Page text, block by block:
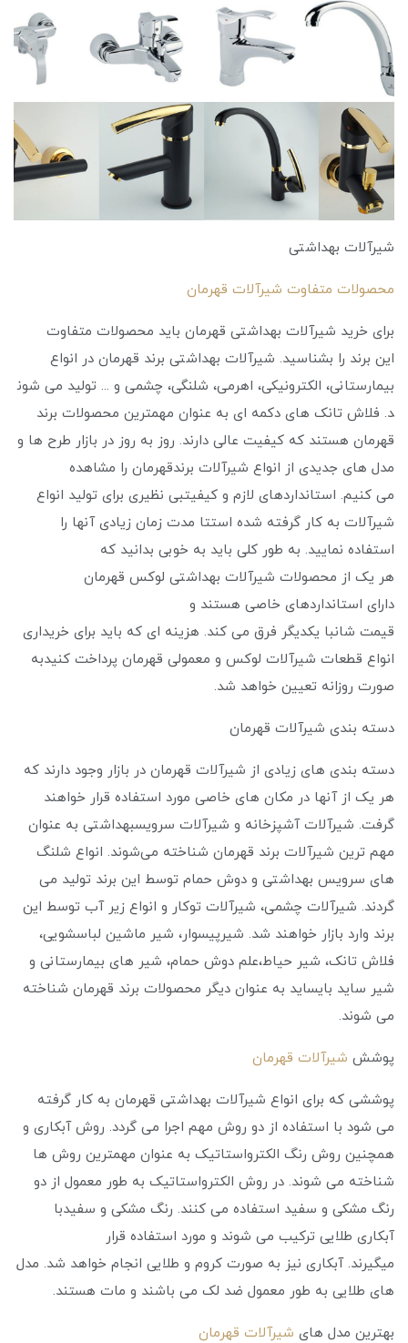
شیرآلات بهداشتی
محصولات متفاوت شیرآلات قهرمان
برای خرید شیرآلات بهداشتی قهرمان باید محصولات متفاوت
این برند را بشناسید. شیرآلات بهداشتی برند قهرمان در انواع
بیمارستانی، الکترونیکی، اهرمی، شلنگی، چشمی و ... تولید می شون
د. فلاش تانک های دکمه ای به عنوان مهمترین محصولات برند
قهرمان هستند که کیفیت عالی دارند. روز به روز در بازار طرح ‌ها و
مدل‌ های جدیدی از انواع شیرآلات برندقهرمان را مشاهده
می ‌کنیم. استانداردهای لازم و کیفیتبی نظیری برای تولید انواع
شیرآلات به کار گرفته شده استتا مدت زمان زیادی آنها را
استفاده نمایید. به طور کلی باید به خوبی بدانید که
هر یک از محصولات شیرآلات بهداشتی لوکس قهرمان
دارای استانداردهای خاصی هستند و
قیمت شانبا یکدیگر فرق می کند. هزینه ‌ای که باید برای خریداری
انواع قطعات شیرآلات لوکس و معمولی قهرمان پرداخت کنیدبه
صورت روزانه تعیین خواهد شد.
دسته بندی شیرآلات قهرمان
دسته بندی های زیادی از شیرآلات قهرمان در بازار وجود دارند که
هر یک از آنها در مکان ‌های خاصی مورد استفاده قرار خواهند
گرفت. شیرآلات آشپزخانه و شیرآلات سرویسبهداشتی به عنوان
مهم ‌ترین شیرآلات برند قهرمان شناخته می‌شوند. انواع شلنگ
های سرویس بهداشتی و دوش حمام توسط این برند تولید می
گردند. شیرآلات چشمی، شیرآلات توکار و انواع زیر آب توسط این
برند وارد بازار خواهند شد. شیرپیسوار، شیر ماشین لباسشویی،
فلاش تانک، شیر حیاط،علم دوش حمام، شیر های بیمارستانی و
شیر ساید بایساید به عنوان دیگر محصولات برند قهرمان شناخته
می شوند.
پوشش شیرآلات قهرمان
پوششی که برای انواع شیرآلات بهداشتی قهرمان به کار گرفته
می شود با استفاده از دو روش مهم اجرا می گردد. روش آبکاری و
همچنین روش رنگ الکترواستاتیک به عنوان مهمترین روش ها
شناخته می‌ شوند. در روش الکترواستاتیک به طور معمول از دو
رنگ مشکی و سفید استفاده می کنند. رنگ مشکی و سفیدبا
آبکاری طلایی ترکیب می شوند و مورد استفاده قرار
میگیرند. آبکاری نیز به صورت کروم و طلایی انجام خواهد شد. مدل
های طلایی به طور معمول ضد لک می باشند و مات هستند.
بهترین مدل های شیرآلات قهرمان